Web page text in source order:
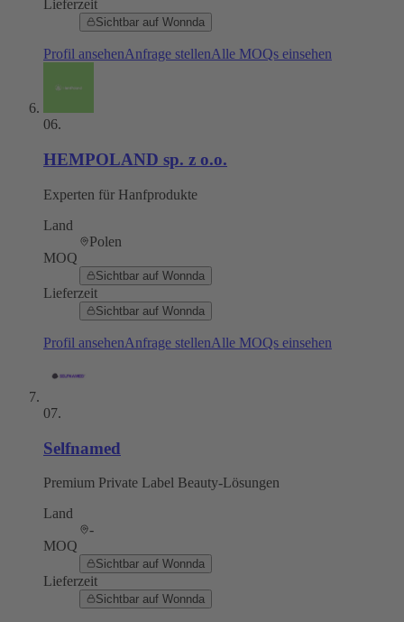
Lieferzeit
Sichtbar auf Wonnda
Profil ansehenAnfrage stellenAlle MOQs einsehen
06.
HEMPOLAND sp. z o.o.
Experten für Hanfprodukte
Land
Polen
MOQ
Sichtbar auf Wonnda
Lieferzeit
Sichtbar auf Wonnda
Profil ansehenAnfrage stellenAlle MOQs einsehen
07.
Selfnamed
Premium Private Label Beauty-Lösungen
Land
-
MOQ
Sichtbar auf Wonnda
Lieferzeit
Sichtbar auf Wonnda